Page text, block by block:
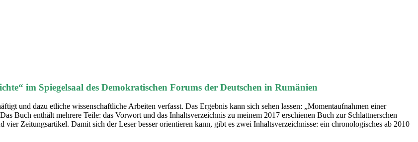
im Spiegelsaal des Demokratischen Forums der Deutschen in Rumänien
und dazu etliche wissenschaftliche Arbeiten verfasst. Das Ergebnis kann sich sehen lassen: „Momentaufnahmen einer
Buch enthält mehrere Teile: das Vorwort und das Inhaltsverzeichnis zu meinem 2017 erschienen Buch zur Schlattnerschen
vier Zeitungsartikel. Damit sich der Leser besser orientieren kann, gibt es zwei Inhaltsverzeichnisse: ein chronologisches ab 2010